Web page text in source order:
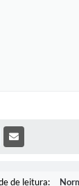
OUTRAS MÍDIAS
de leitura: